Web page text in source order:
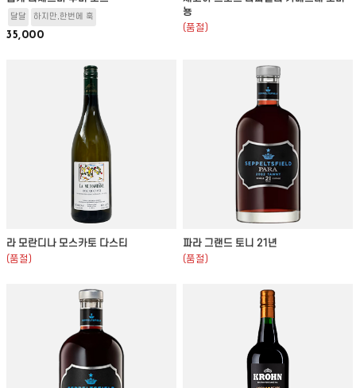
달달 하지만,한번에 훅
35,000
뇽
(품절)
라 모란디나 모스카토 다스티
(품절)
파라 그랜드 토니 21년
(품절)